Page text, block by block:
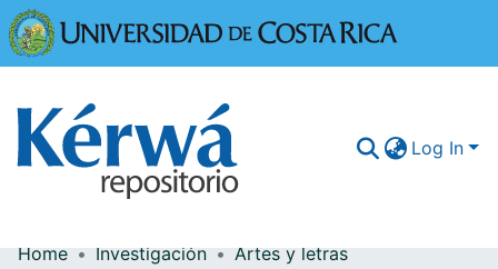
Log In
Home Investigación
Artes y letras